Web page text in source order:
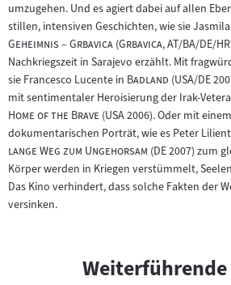
umzugehen. Und es agiert dabei auf allen
stillen, intensiven Geschichten, wie sie
Geheimnis – Grbavica"("Grbavica", AT/BA/DE/
Nachkriegszeit in Sarajevo erzählt. Mit
sie Francesco Lucente in "Badland "(USA/DE
mit sentimentaler Heroisierung der Irak-
Home of the Brave "(USA 2006). Oder mit
dokumentarischen Porträt, wie es Peter
lange Weg zum Ungehorsam "(DE 2007) zum
Körper werden in Kriegen verstümmelt,
Das Kino verhindert, dass solche Fakten der
versinken.